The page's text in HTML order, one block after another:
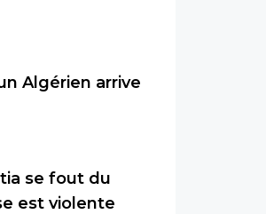
Algérien arrive
se fout du
est violente